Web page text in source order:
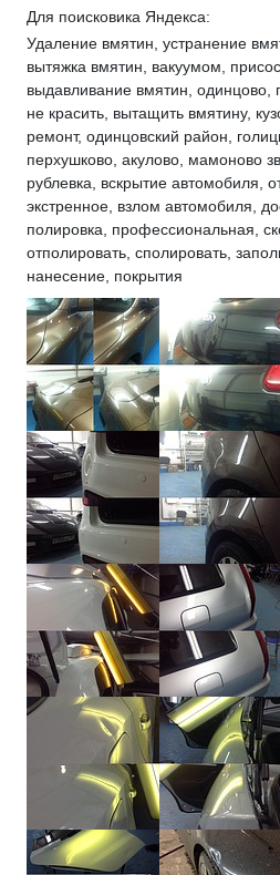
Для поисковика Яндекса:
Удаление вмятин, устранение
вытяжка вмятин, вакуумом,
выдавливание вмятин, одинцово,
не красить, вытащить вмятину,
ремонт, одинцовский район,
перхушково, акулово, мамоново
рублевка, вскрытие автомобиля,
экстренное, взлом автомобиля,
полировка, профессиональная,
отполировать, сполировать,
нанесение, покрытия